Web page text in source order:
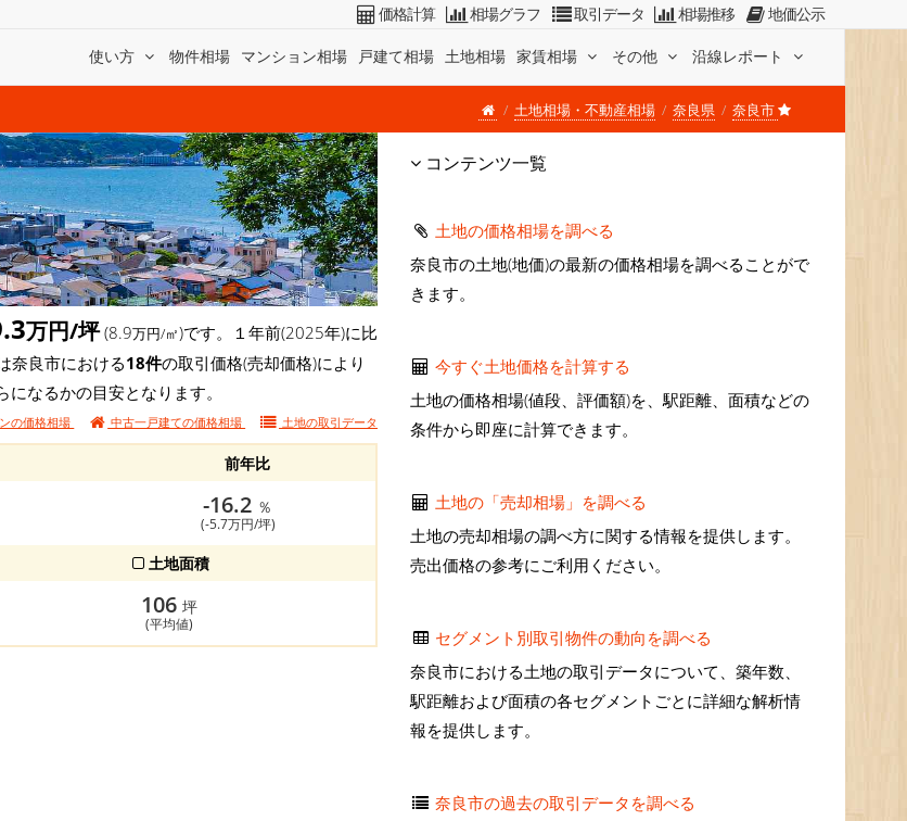
使い方 物件相場 マンション相場 戸建て相場 土地相場 家賃相場 その他 沿線レポート
価格計算 相場グラフ 取引データ 相場推移 地価公示
土地相場・不動産相場 奈良県 奈良市
万円/坪(8.9万円/㎡)です。１年前(2025年)に比
奈良市における18件の取引価格(売却価格)により
なるかの目安となります。
の価格相場 中古一戸建ての価格相場 土地の取引データ
前年比
-16.2 ％
(-5.7万円/坪)
土地面積
106 坪
(平均値)
コンテンツ一覧
土地の価格相場を調べる
奈良市の土地(地価)の最新の価格相場を調べることがで
きます。
今すぐ土地価格を計算する
土地の価格相場(値段、評価額)を、駅距離、面積などの
条件から即座に計算できます。
土地の「売却相場」を調べる
土地の売却相場の調べ方に関する情報を提供します。
売出価格の参考にご利用ください。
セグメント別取引物件の動向を調べる
奈良市における土地の取引データについて、築年数、
駅距離および面積の各セグメントごとに詳細な解析情
報を提供します。
奈良市の過去の取引データを調べる